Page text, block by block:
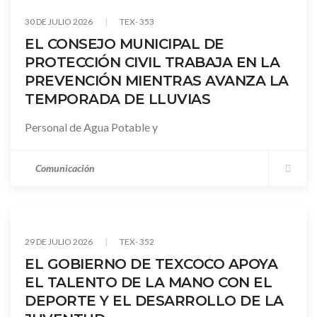
30 DE JULIO 2026
TEX- 353
EL CONSEJO MUNICIPAL DE
PROTECCIÓN CIVIL TRABAJA EN LA
PREVENCIÓN MIENTRAS AVANZA LA
TEMPORADA DE LLUVIAS
Personal de Agua Potable y
Comunicación
29 DE JULIO 2026
TEX- 352
EL GOBIERNO DE TEXCOCO APOYA
EL TALENTO DE LA MANO CON EL
DEPORTE Y EL DESARROLLO DE LA